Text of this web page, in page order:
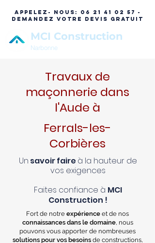
APPELEZ- NOUS:
06 21 41 02 57 -
DEMANDEZ VOTRE DEVIS GRATUIT
MCI Construction
Narbonne
Travaux de
maçonnerie dans
l'Aude à
Ferrals-les-
Corbières
Un savoir faire à la hauteur de
vos exigences
Faites confiance à MCI
Construction !
Fort de notre expérience et de nos
connaissances dans le domaine, nous
pouvons vous apporter de nombreuses
solutions pour vos besoinsde constructions,